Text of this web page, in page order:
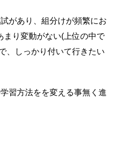
があり、組分けが頻繁にお
まり変動がない(上位の中で
、しっかり付いて行きたい
習方法をを変える事無く進